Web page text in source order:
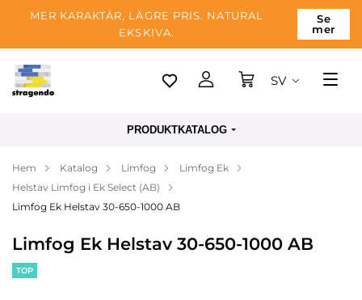
MER KARAKTÄR, LÄGRE PRIS. NATURAL
EKSKIVA.
Se
mer
Tallinn
Betalning
Om företaget
Blogg
Kontakter
SV
PRODUKTKATALOG
Hem Katalog Limfog
Limfog Ek
Helstav Limfog i Ek Select (AB)
Limfog Ek Helstav 30-650-1000 AB
Limfog Ek Helstav 30-650-1000 AB
TOP